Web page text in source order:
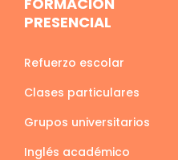
PRESENCIAL
Refuerzo escolar
Clases particulares
Grupos universitarios
Inglés académico